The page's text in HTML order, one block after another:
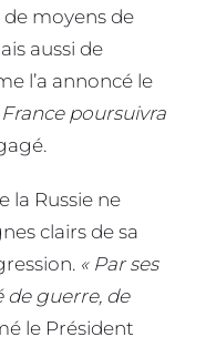
de moyens de
aussi de
l’a annoncé le
France poursuivra
la Russie ne
clairs de sa
« Par ses
de guerre, de
le Président